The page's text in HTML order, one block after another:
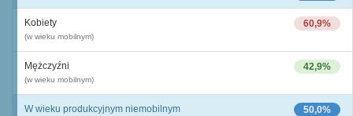
60,9%
Kobiety
(w wieku mobilnym)
42,9%
Mężczyźni
(w wieku mobilnym)
50,0%
W wieku produkcyjnym niemobilnym